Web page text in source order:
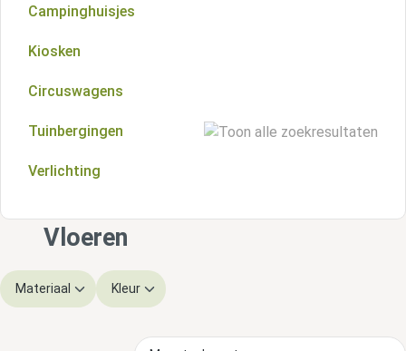
Aluminium overkappingen
Campinghuisjes
Kiosken
Circuswagens
Tuinbergingen
Houten tuinbergingen
Metalen tuinbergingen
Verlichting
Vloeren
Materiaal Kleur